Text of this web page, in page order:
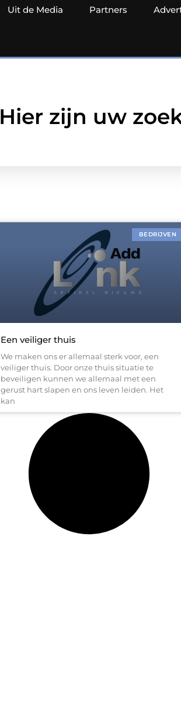
Uit de Media Partners
Hier zijn uw
BEDRIJVEN
Een veiliger thuis
We maken ons er allemaal sterk voor, een
veiliger thuis. Door onze thuis situatie te
beveiligen kunnen we allemaal met een
gerust hart slapen en ons leven leiden. Het
kan